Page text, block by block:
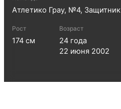
Атлетико Грау, №4, Защитник
Рост
174 см
Возраст
24 года
22 июня 2002